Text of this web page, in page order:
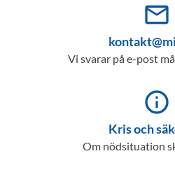
mail_outline
Vi svarar på e-post
info_outline
Kris och
Om nödsituation